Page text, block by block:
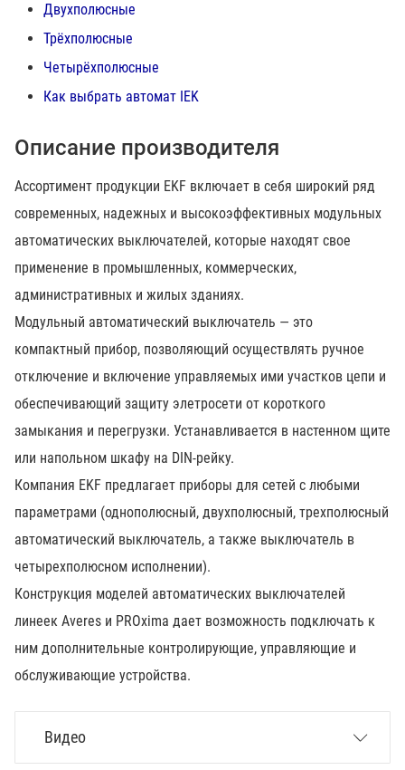
Двухполюсные
Трёхполюсные
Четырёхполюсные
Как выбрать автомат IEK
Описание производителя
Ассортимент продукции EKF включает в себя широкий ряд
современных, надежных и высокоэффективных модульных
автоматических выключателей, которые находят свое
применение в промышленных, коммерческих,
административных и жилых зданиях.
Модульный автоматический выключатель — это
компактный прибор, позволяющий осуществлять ручное
отключение и включение управляемых ими участков цепи и
обеспечивающий защиту элетросети от короткого
замыкания и перегрузки. Устанавливается в настенном щите
или напольном шкафу на DIN-рейку.
Компания EKF предлагает приборы для сетей с любыми
параметрами (однополюсный, двухполюсный, трехполюсный
автоматический выключатель, а также выключатель в
четырехполюсном исполнении).
Конструкция моделей автоматических выключателей
линеек Averes и PROxima дает возможность подключать к
ним дополнительные контролирующие, управляющие и
обслуживающие устройства.
Видео